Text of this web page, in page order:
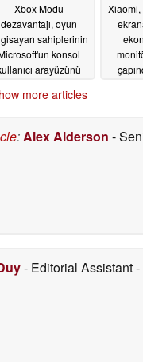
Xbox Modu
dezavantajı, oyun
sahiplerinin
konsol
arayüzünü
oldu05/09/2026
more articles
:Alex Alderson -
- Editorial Assistant